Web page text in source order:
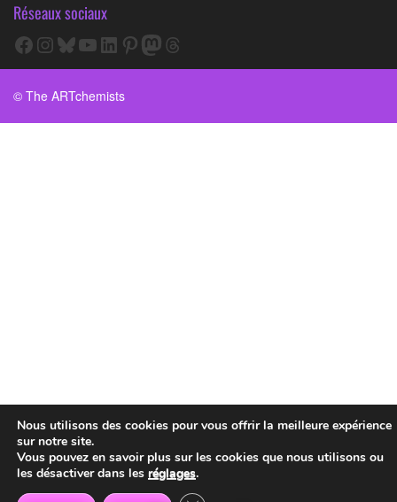
Réseaux sociaux
Facebook
Instagram
Bluesky
YouTube
LinkedIn
Pinterest
Mastodon
Threads
© The ARTchemists
Nous utilisons des cookies pour vous offrir la meilleure expérience
sur notre site.
Vous pouvez en savoir plus sur les cookies que nous utilisons ou
les désactiver dans les réglages.